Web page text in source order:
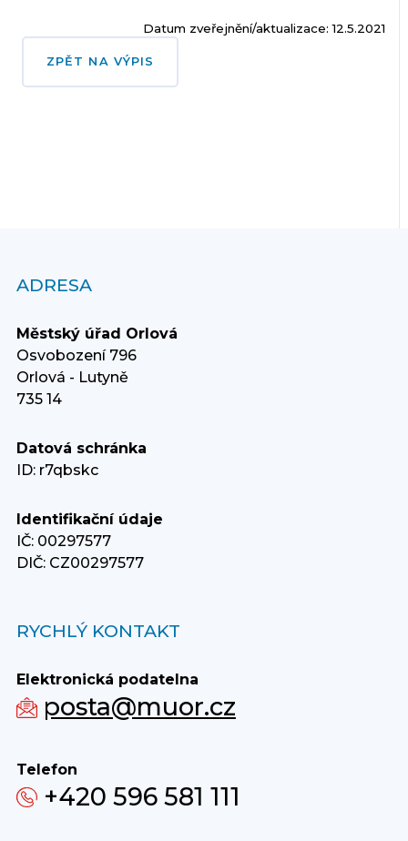
Datum zveřejnění/aktualizace: 12.5.2021
ZPĚT NA VÝPIS
ADRESA
Městský úřad Orlová
Osvobození 796
Orlová - Lutyně
735 14
Datová schránka
ID: r7qbskc
Identifikační údaje
IČ: 00297577
DIČ: CZ00297577
RYCHLÝ KONTAKT
Elektronická podatelna
posta@muor.cz
Telefon
+420 596 581 111